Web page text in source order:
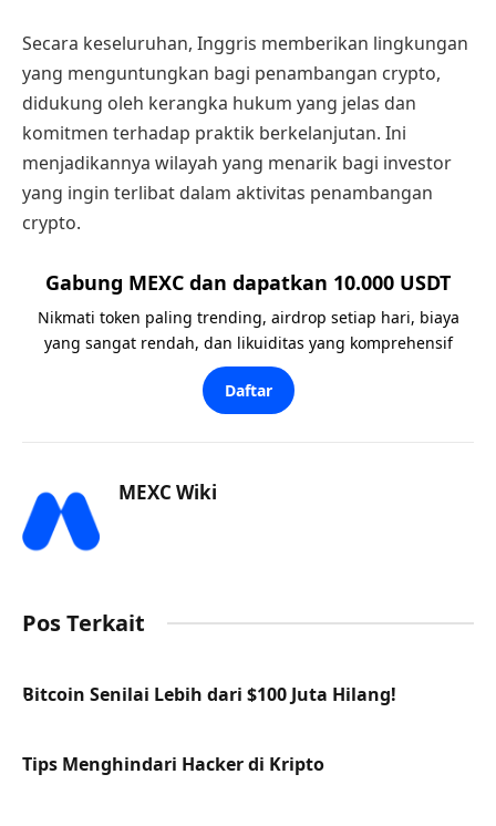
Secara keseluruhan, Inggris memberikan lingkungan
yang menguntungkan bagi penambangan crypto,
didukung oleh kerangka hukum yang jelas dan
komitmen terhadap praktik berkelanjutan. Ini
menjadikannya wilayah yang menarik bagi investor
yang ingin terlibat dalam aktivitas penambangan
crypto.
Gabung MEXC dan dapatkan 10.000 USDT
Nikmati token paling trending, airdrop setiap hari, biaya
yang sangat rendah, dan likuiditas yang komprehensif
Daftar
MEXC Wiki
Pos Terkait
Bitcoin Senilai Lebih dari $100 Juta Hilang!
Tips Menghindari Hacker di Kripto